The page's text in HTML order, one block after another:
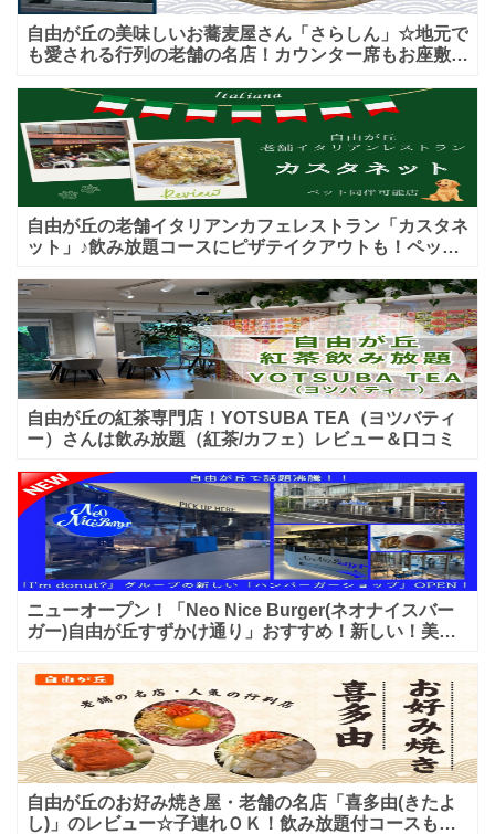
自由が丘の美味しいお蕎麦屋さん「さらしん」☆地元で
も愛される行列の老舗の名店！カウンター席もお座敷も
自由が丘の老舗イタリアンカフェレストラン「カスタネ
ット」♪飲み放題コースにピザテイクアウトも！ペット
自由が丘の紅茶専門店！YOTSUBA TEA（ヨツバティ
ー）さんは飲み放題（紅茶/カフェ）レビュー＆口コミ
ニューオープン！「Neo Nice Burger(ネオナイスバー
ガー)自由が丘すずかけ通り」おすすめ！新しい！美味
自由が丘のお好み焼き屋・老舗の名店「喜多由(きたよ
し)」のレビュー☆子連れＯＫ！飲み放題付コースも！